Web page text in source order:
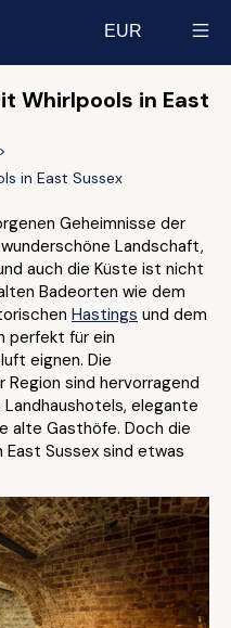
EUR
Whirlpools in East
in East Sussex
Geheimnisse der
Landschaft,
auch die Küste ist nicht
Badeorten wie dem
Hastings und dem
perfekt für ein
eignen. Die
sind hervorragend
elegante
alte Gasthöfe. Doch die
Sussex sind etwas